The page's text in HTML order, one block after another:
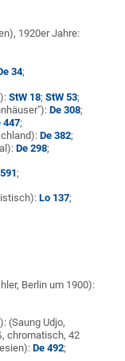
1920er Jahre:
34;
StW 18;StW 53;
De 308;
447;
De 382;
De 298;
;
Lo 137;
Berlin um 1900):
(Saung Udjo,
chromatisch, 42
De 492;